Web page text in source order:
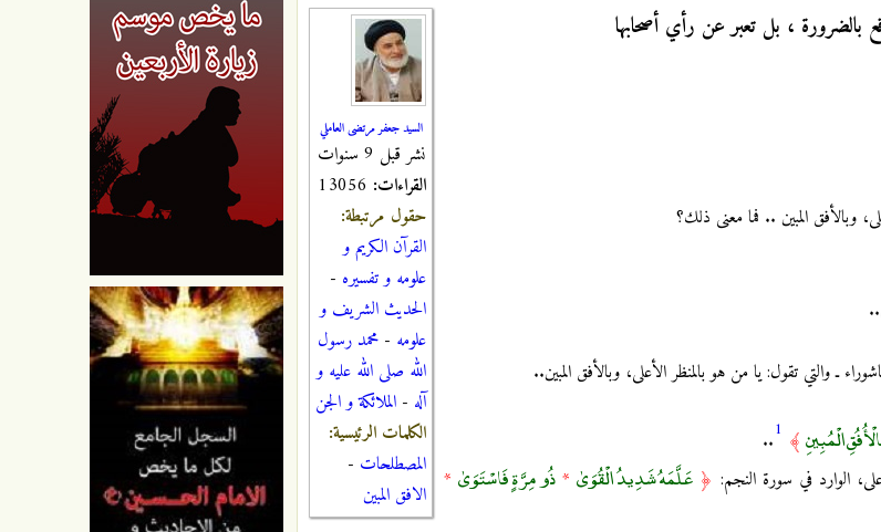
السيد جعفر مرتضى العاملي
نشر قبل 9 سنوات
القراءات:
حقول مرتبطة:
القرآن الكريم و
علومه و تفسيره -
الحديث الشريف و
علومه - محمد رسول
الله صلى الله عليه و
آله - الملائكة و الجن
الكلمات الرئيسية:
المصطلحات -
الافق المبين
بالضرورة ، بل تعبر عن رأي أصحابها
وبالأفق المبين .. فما معنى ذلك؟
ـ والتي تقول: يا من هو بالمنظر الأعلى، وبالأفق المبين..
الْمُبِينِ ﴾ 1
..
الوارد في سورة النجم: ﴿ عَلَّمَهُ شَدِيدُ الْقُوَىٰ *ذُو مِرَّةٍ فَاسْتَوَىٰ*